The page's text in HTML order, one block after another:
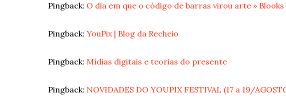
Pingback: O dia em que o código de barras virou arte »
Pingback:YouPix | Blog da Recheio
Pingback:Mídias digitais e teorias do presente
Pingback: NOVIDADES DO YOUPIX FESTIVAL (17 a 19/